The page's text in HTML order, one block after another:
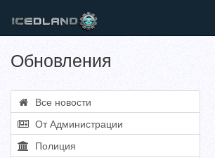
Обновления
Все новости
От Администрации
Полиция